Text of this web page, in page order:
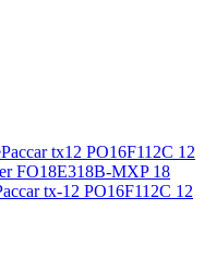
Paccar tx12 PO16F112C 12
FO18E318B-MXP 18
tx-12 PO16F112C 12